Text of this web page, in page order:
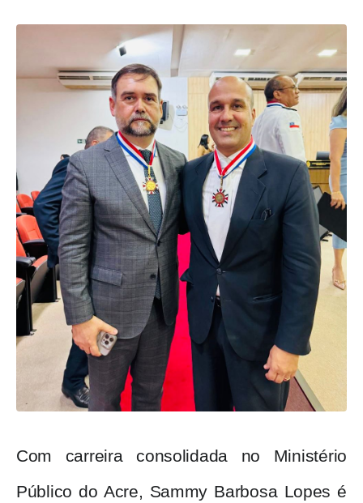
Com carreira consolidada no Ministério
Público do Acre, Sammy Barbosa Lopes é